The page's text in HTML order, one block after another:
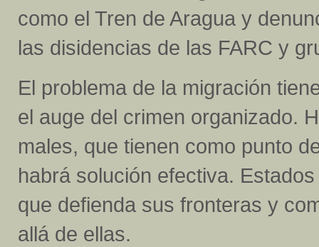
como el Tren de Aragua y
las disidencias de las FARC y
El problema de la migración
el auge del crimen organizado.
males, que tienen como punto
habrá solución efectiva.
que defienda sus fronteras y
allá de ellas.